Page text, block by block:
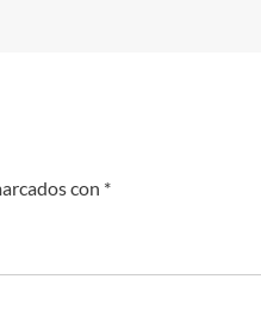
con *